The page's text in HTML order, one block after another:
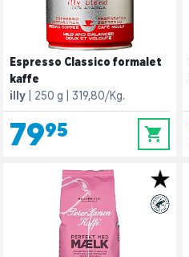
Espresso Classico formalet
kaffe
illy
250 g 319,80/Kg.
79,95 0